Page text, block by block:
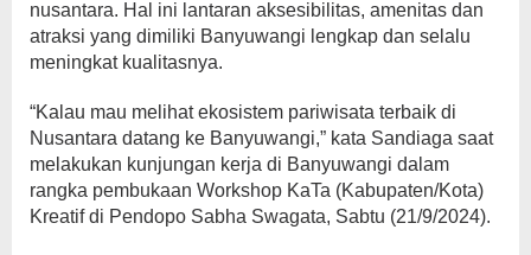
nusantara. Hal ini lantaran aksesibilitas, amenitas dan
atraksi yang dimiliki Banyuwangi lengkap dan selalu
meningkat kualitasnya.
“Kalau mau melihat ekosistem pariwisata terbaik di
Nusantara datang ke Banyuwangi,” kata Sandiaga saat
melakukan kunjungan kerja di Banyuwangi dalam
rangka pembukaan Workshop KaTa (Kabupaten/Kota)
Kreatif di Pendopo Sabha Swagata, Sabtu (21/9/2024).